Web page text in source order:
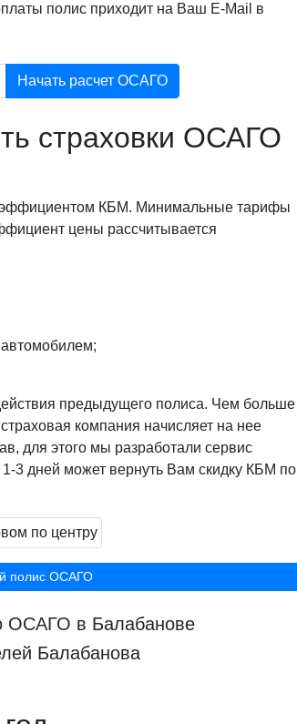
полис приходит на Ваш E-Mail в
Начать расчет ОСАГО
страховки ОСАГО
КБМ. Минимальные тарифы
цены рассчитывается
предыдущего полиса. Чем больше
компания начисляет на нее
для этого мы разработали сервис
3 дней может вернуть Вам скидку КБМ по
полис ОСАГО
ОСАГО в Балабанове
Балабанова